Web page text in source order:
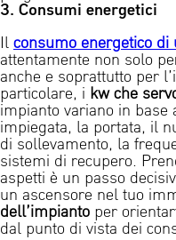
3. Consumi energetici
Il consumo energetico di
attentamente non solo
anche e soprattutto per
particolare, i kw che
impianto variano in base
impiegata, la portata, il
di sollevamento, la
sistemi di recupero.
aspetti è un passo
un ascensore nel tuo
dell’impianto per
dal punto di vista dei